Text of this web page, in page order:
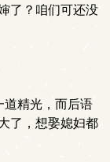
了？咱们可还没
精光，而后语
了，想娶媳妇都